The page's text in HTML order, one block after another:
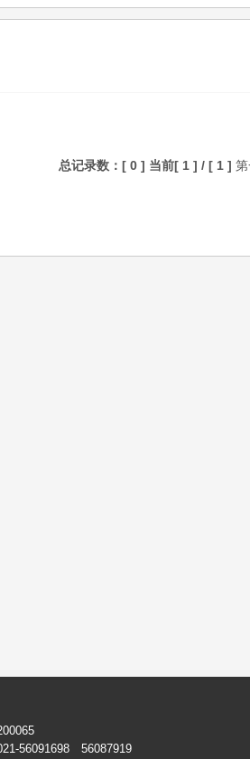
总记录数：[ 0 ] 当前[ 1 ] / [ 1 ]
56091698 56087919